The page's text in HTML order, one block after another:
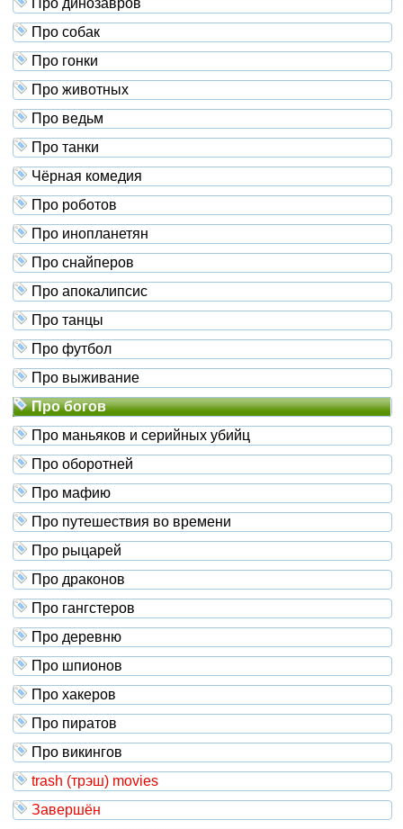
Про динозавров
Про собак
Про гонки
Про животных
Про ведьм
Про танки
Чёрная комедия
Про роботов
Про инопланетян
Про снайперов
Про апокалипсис
Про танцы
Про футбол
Про выживание
Про богов
Про маньяков и серийных убийц
Про оборотней
Про мафию
Про путешествия во времени
Про рыцарей
Про драконов
Про гангстеров
Про деревню
Про шпионов
Про хакеров
Про пиратов
Про викингов
trash (трэш) movies
Завершён